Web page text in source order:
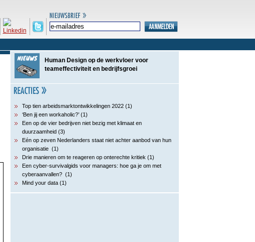
Human Design op de werkvloer voor
teameffectiviteit en bedrijfsgroei
Top tien arbeidsmarktontwikkelingen 2022 (1)
‘Ben jij een workaholic?’ (1)
Een op de vier bedrijven niet bezig met klimaat en
duurzaamheid (3)
Eén op zeven Nederlanders staat niet achter aanbod van hun
organisatie (1)
Drie manieren om te reageren op onterechte kritiek (1)
Een cyber-survivalgids voor managers: hoe ga je om met
cyberaanvallen? (1)
Mind your data (1)